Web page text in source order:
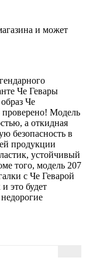
и может
Че Гевары
Че
проверено! Модель
а откидная
безопасность в
продукции
устойчивый
того, модель 207
с Че Геварой
это будет